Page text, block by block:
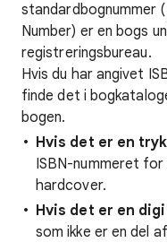
standardbognummer
Number) er en bogs
registreringsbureau.
Hvis du har angivet
finde det i
bogen.
Hvis det er en
ISBN-nummeret
hardcover.
Hvis det er en
som ikke er en del